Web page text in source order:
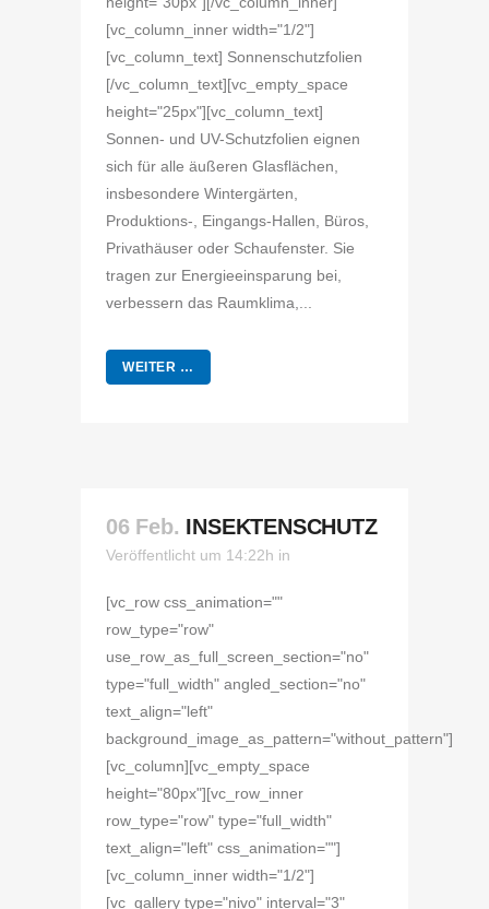
[vc_column_inner width="1/2"]
[vc_column_text] Sonnenschutzfolien
[/vc_column_text][vc_empty_space
height="25px"][vc_column_text]
Sonnen- und UV-Schutzfolien eignen
sich für alle äußeren Glasflächen,
insbesondere Wintergärten,
Produktions-, Eingangs-Hallen, Büros,
Privathäuser oder Schaufenster. Sie
tragen zur Energieeinsparung bei,
verbessern das Raumklima,...
WEITER …
06 Feb. INSEKTENSCHUTZ
Veröffentlicht um 14:22h in
[vc_row css_animation=""
row_type="row"
use_row_as_full_screen_section="no"
type="full_width" angled_section="no"
text_align="left"
background_image_as_pattern="without_pattern"]
[vc_column][vc_empty_space
height="80px"][vc_row_inner
row_type="row" type="full_width"
text_align="left" css_animation=""]
[vc_column_inner width="1/2"]
[vc_gallery type="nivo" interval="3"